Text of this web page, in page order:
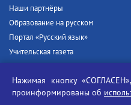
Наши партнёры
Образование на русском
Портал «Русский язык»
Учительская газета
Единый портал государственных
Нажимая кнопку
проинформированы об